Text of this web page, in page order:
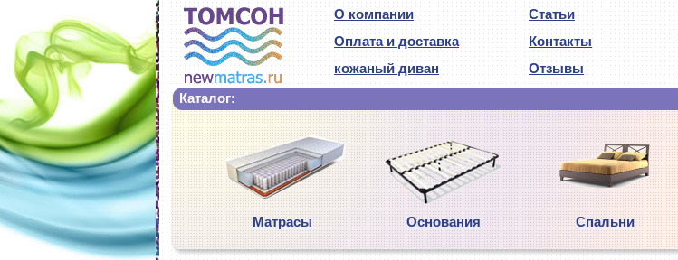
О компании
Статьи
Оплата и доставка
Контакты
кожаный диван
Отзывы
Каталог:
Матрасы Основания Спальни